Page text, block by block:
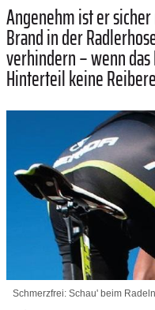
Angenehm ist er
Brand in der
verhindern – wenn
Hinterteil keine
Schmerzfrei: Schau' beim